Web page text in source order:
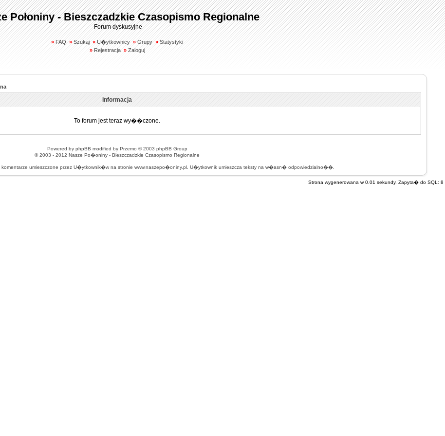
Połoniny - Bieszczadzkie Czasopismo Regionalne
Forum dyskusyjne
» FAQ » Szukaj » U�ytkownicy » Grupy » Statystyki
» Rejestracja » Zaloguj
Informacja
To forum jest teraz wy��czone.
Powered by phpBB modified by Przemo © 2003 phpBB Group
© 2003 - 2012 Nasze Po�oniny - Bieszczadzkie Czasopismo Regionalne
umieszczone przez U�ytkownik�w na stronie www.naszepo�oniny.pl. U�ytkownik umieszcza teksty na w�asn� odpowiedzialno��.
Strona wygenerowana w 0.01 sekundy. Zapyta� do SQL: 8